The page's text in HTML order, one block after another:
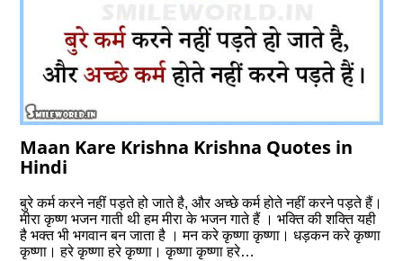
Maan Kare Krishna Krishna Quotes in
Hindi
बुरे कर्म करने नहीं पड़ते हो जाते है, और अच्‍छे कर्म होते नहीं करने पड़ते हैं।
मीरा कृष्ण भजन गाती थी हम मीरा के भजन गाते हैं । भक्ति की शक्ति यही
है भक्त भी भगवान बन जाता है । मन करे कृष्णा कृष्णा। धड़कन करे कृष्णा
कृष्णा। हरे कृष्णा हरे कृष्णा। कृष्णा कृष्णा हरे…